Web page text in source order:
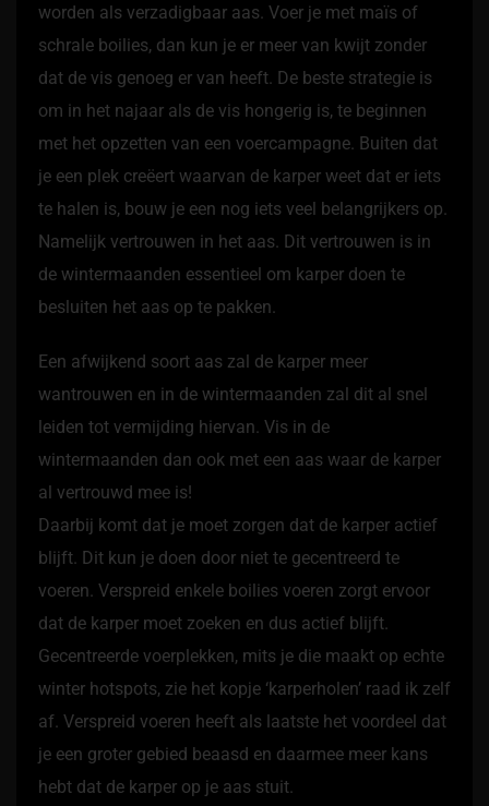
worden als verzadigbaar aas. Voer je met maïs of
schrale boilies, dan kun je er meer van kwijt zonder
dat de vis genoeg er van heeft. De beste strategie is
om in het najaar als de vis hongerig is, te beginnen
met het opzetten van een voercampagne. Buiten dat
je een plek creëert waarvan de karper weet dat er iets
te halen is, bouw je een nog iets veel belangrijkers op.
Namelijk vertrouwen in het aas. Dit vertrouwen is in
de wintermaanden essentieel om karper doen te
besluiten het aas op te pakken.
Een afwijkend soort aas zal de karper meer
wantrouwen en in de wintermaanden zal dit al snel
leiden tot vermijding hiervan. Vis in de
wintermaanden dan ook met een aas waar de karper
al vertrouwd mee is!
Daarbij komt dat je moet zorgen dat de karper actief
blijft. Dit kun je doen door niet te gecentreerd te
voeren. Verspreid enkele boilies voeren zorgt ervoor
dat de karper moet zoeken en dus actief blijft.
Gecentreerde voerplekken, mits je die maakt op echte
winter hotspots, zie het kopje ‘karperholen’ raad ik zelf
af. Verspreid voeren heeft als laatste het voordeel dat
je een groter gebied beaasd en daarmee meer kans
hebt dat de karper op je aas stuit.